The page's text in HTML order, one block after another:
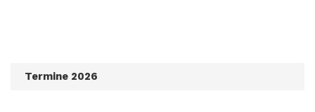
Termine 2026